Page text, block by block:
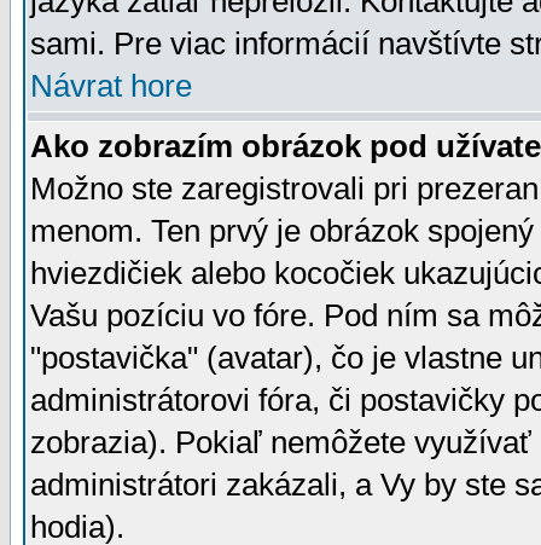
sami. Pre viac informácií navštívte
Návrat hore
Ako zobrazím obrázok pod
Možno ste zaregistrovali pri
menom. Ten prvý je obrázok
hviezdičiek alebo kocočiek
Vašu pozíciu vo fóre. Pod ním sa
"postavička" (avatar), čo je vlastne
administrátorovi fóra, či postavičky
zobrazia). Pokiaľ nemôžete
administrátori zakázali, a Vy by ste
hodia).